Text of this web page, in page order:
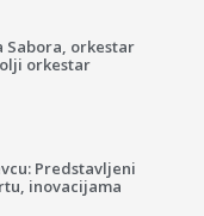
Sabora, orkestar
orkestar
Predstavljeni
inovacijama